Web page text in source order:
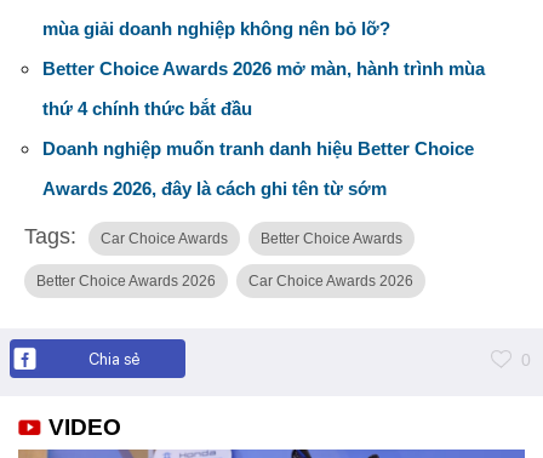
mùa giải doanh nghiệp không nên bỏ lỡ?
Better Choice Awards 2026 mở màn, hành trình mùa
thứ 4 chính thức bắt đầu
Doanh nghiệp muốn tranh danh hiệu Better Choice
Awards 2026, đây là cách ghi tên từ sớm
Tags: Car Choice Awards Better Choice Awards
Better Choice Awards 2026 Car Choice Awards 2026
Chia sẻ 0
VIDEO